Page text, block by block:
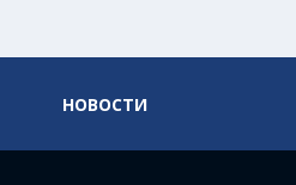
НОВОСТИ